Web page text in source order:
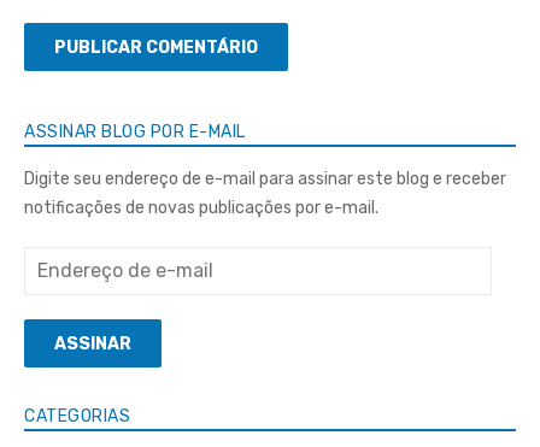
ASSINAR BLOG POR E-MAIL
Digite seu endereço de e-mail para assinar este blog e receber
notificações de novas publicações por e-mail.
Endereço
e-
mailASSINAR
CATEGORIAS